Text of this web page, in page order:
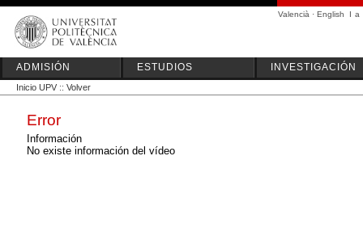
Valencià · English I a
ADMISIÓN ESTUDIOS INVESTIGACIÓN
Inicio UPV :: Volver
Error
Información
No existe información del vídeo